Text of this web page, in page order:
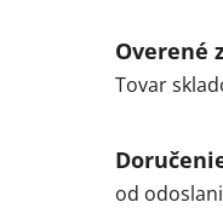
Overené
Tovar
od